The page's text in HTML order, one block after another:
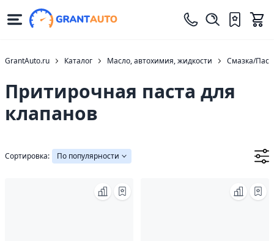
GrantAuto.ru Каталог Масло, автохимия, жидкости Смазка/
Притирочная паста для
клапанов
Сортировка: По популярности